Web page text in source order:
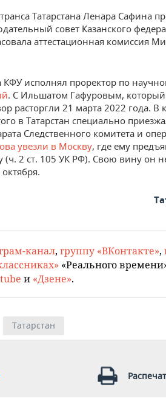
Татарстана Ленара Сафина
совет Казанского
аттестационная комиссия
КФУ исполнял проректор по
. С Ильшатом Гафуровым, который
расторгли 21 марта 2022 года. В
в Татарстан специально
Следственного комитета и
увезли в Москву, где ему
2 ст. 105 УК РФ). Свою вину он
канал, группу «ВКонтакте»,
«Реального
и «Дзене».
Татарстан